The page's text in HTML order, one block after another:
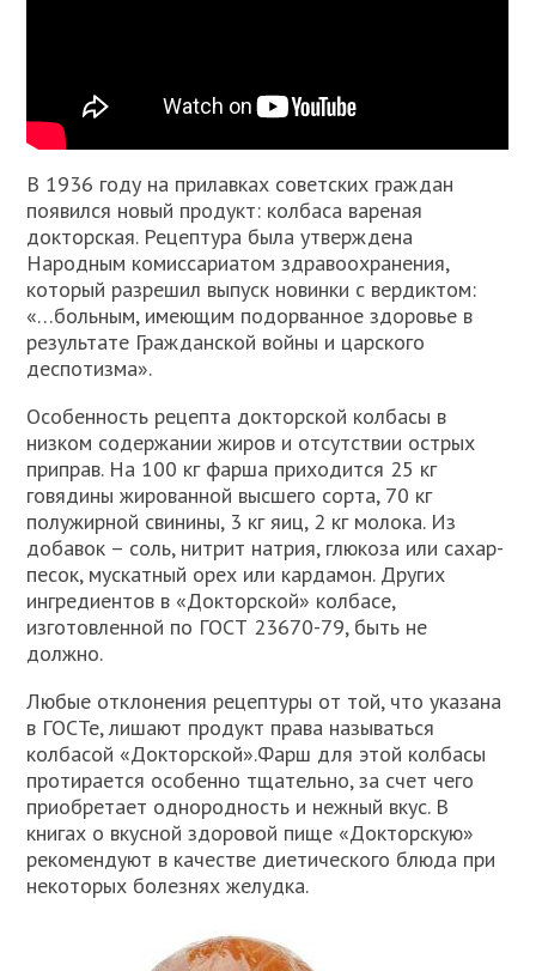
В 1936 году на прилавках советских граждан
появился новый продукт: колбаса вареная
докторская. Рецептура была утверждена
Народным комиссариатом здравоохранения,
который разрешил выпуск новинки с вердиктом:
«…больным, имеющим подорванное здоровье в
результате Гражданской войны и царского
деспотизма».
Особенность рецепта докторской колбасы в
низком содержании жиров и отсутствии острых
приправ. На 100 кг фарша приходится 25 кг
говядины жированной высшего сорта, 70 кг
полужирной свинины, 3 кг яиц, 2 кг молока. Из
добавок – соль, нитрит натрия, глюкоза или сахар-
песок, мускатный орех или кардамон. Других
ингредиентов в «Докторской» колбасе,
изготовленной по ГОСТ 23670-79, быть не
должно.
Любые отклонения рецептуры от той, что указана
в ГОСТе, лишают продукт права называться
колбасой «Докторской».Фарш для этой колбасы
протирается особенно тщательно, за счет чего
приобретает однородность и нежный вкус. В
книгах о вкусной здоровой пище «Докторскую»
рекомендуют в качестве диетического блюда при
некоторых болезнях желудка.